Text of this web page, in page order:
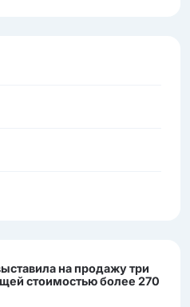
на продажу три
стоимостью более 270